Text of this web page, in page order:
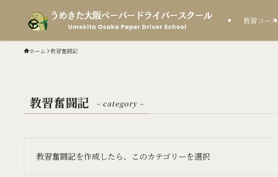
教習コース
ホーム 教習奮闘記
教習奮闘記 – category –
教習奮闘記を作成したら、このカテゴリーを選択